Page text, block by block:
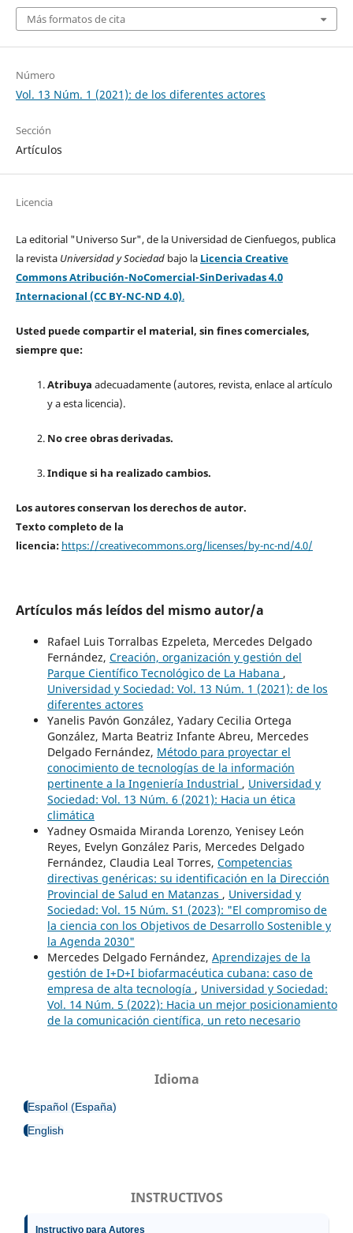
Más formatos de cita
Número
Vol. 13 Núm. 1 (2021): de los diferentes actores
Sección
Artículos
Licencia
La editorial "Universo Sur", de la Universidad de Cienfuegos, publica
la revista Universidad y Sociedad bajo la Licencia Creative
Commons Atribución-NoComercial-SinDerivadas 4.0
Internacional (CC BY-NC-ND 4.0).
Usted puede compartir el material, sin fines comerciales,
siempre que:
Atribuya adecuadamente (autores, revista, enlace al artículo
y a esta licencia).
No cree obras derivadas.
Indique si ha realizado cambios.
Los autores conservan los derechos de autor.
Texto completo de la
licencia: https://creativecommons.org/licenses/by-nc-nd/4.0/
Artículos más leídos del mismo autor/a
Rafael Luis Torralbas Ezpeleta, Mercedes Delgado
Fernández, Creación, organización y gestión del
Parque Científico Tecnológico de La Habana ,
Universidad y Sociedad: Vol. 13 Núm. 1 (2021): de los
diferentes actores
Yanelis Pavón González, Yadary Cecilia Ortega
González, Marta Beatriz Infante Abreu, Mercedes
Delgado Fernández, Método para proyectar el
conocimiento de tecnologías de la información
pertinente a la Ingeniería Industrial , Universidad y
Sociedad: Vol. 13 Núm. 6 (2021): Hacia un ética
climática
Yadney Osmaida Miranda Lorenzo, Yenisey León
Reyes, Evelyn González Paris, Mercedes Delgado
Fernández, Claudia Leal Torres, Competencias
directivas genéricas: su identificación en la Dirección
Provincial de Salud en Matanzas , Universidad y
Sociedad: Vol. 15 Núm. S1 (2023): "El compromiso de
la ciencia con los Objetivos de Desarrollo Sostenible y
la Agenda 2030"
Mercedes Delgado Fernández, Aprendizajes de la
gestión de I+D+I biofarmacéutica cubana: caso de
empresa de alta tecnología , Universidad y Sociedad:
Vol. 14 Núm. 5 (2022): Hacia un mejor posicionamiento
de la comunicación científica, un reto necesario
Idioma
Español (España)
English
INSTRUCTIVOS
Instructivo para Autores